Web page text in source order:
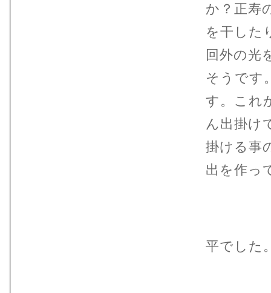
か？正寿
を干した
回外の光
そうです
す。これ
ん出掛け
掛ける事
出を作っ
平でした